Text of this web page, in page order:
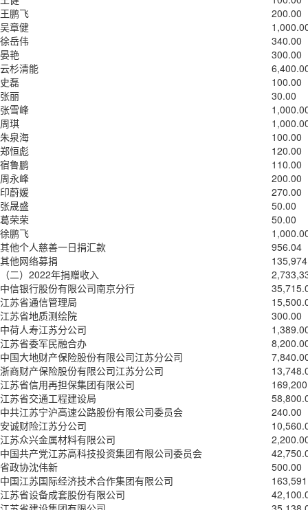
王鹏飞
200.00
吴章健
徐岳伟
340.00
晏艳
300.00
云杉清能
史磊
100.00
张丽
30.00
张雪峰
周琪
朱泉海
100.00
郑恒彪
120.00
宿鲁鹏
110.00
周永峰
200.00
印蔚媛
270.00
张晟盛
50.00
葛荣荣
50.00
徐鹏飞
其他个人慈善一日捐汇款
956.04
其他网络募捐
（二）2022年捐赠收入
中信银行股份有限公司南京分行
江苏省通信管理局
江苏省地质测绘院
300.00
中荷人寿江苏分公司
江苏省委军民融合办
中国大地财产保险股份有限公司江苏分公司
浙商财产保险股份有限公司江苏分公司
江苏省信用再担保集团有限公司
江苏省交通工程建设局
中共江苏宁沪高速公路股份有限公司委员会
240.00
安诚财险江苏分公司
江苏众兴金属材料有限公司
中国共产党江苏高科技投资集团有限公司委员会
省政协沈伟新
500.00
中国江苏国际经济技术合作集团有限公司
江苏省设备成套股份有限公司